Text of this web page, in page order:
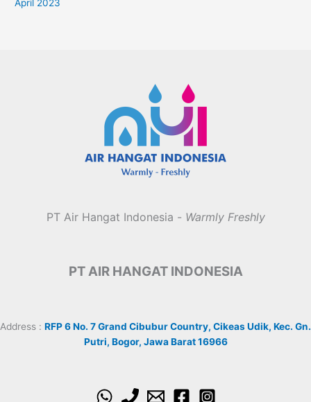
April 2023
PT Air Hangat Indonesia - Warmly Freshly
PT AIR HANGAT INDONESIA
Address : RFP 6 No. 7 Grand Cibubur Country, Cikeas Udik, Kec. Gn.
Putri, Bogor, Jawa Barat 16966